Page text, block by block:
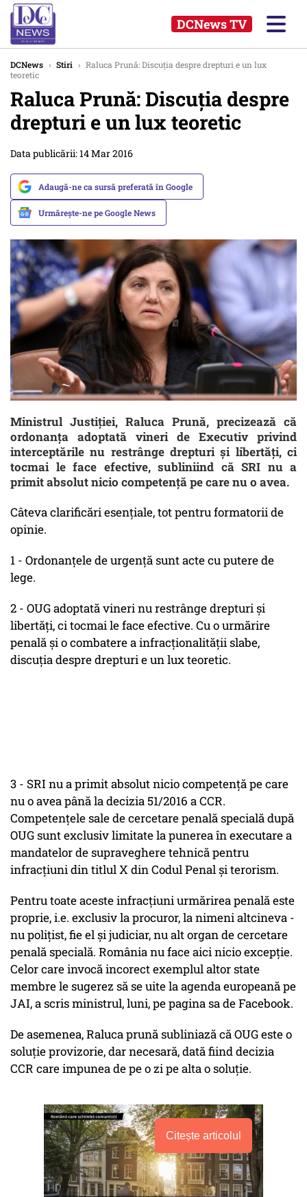
DCNews TV
DCNews › Stiri › Raluca Prună: Discuţia despre drepturi e un lux
teoretic
Raluca Prună: Discuţia despre
drepturi e un lux teoretic
Data publicării: 14 Mar 2016
Adaugă-ne ca sursă preferată în Google
Urmărește-ne pe Google News
Ministrul Justiţiei, Raluca Prună, precizează că
ordonanţa adoptată vineri de Executiv privind
interceptările nu restrânge drepturi şi libertăţi, ci
tocmai le face efective, subliniind că SRI nu a
primit absolut nicio competenţă pe care nu o avea.
Câteva clarificări esenţiale, tot pentru formatorii de
opinie.
1 - Ordonanţele de urgenţă sunt acte cu putere de
lege.
2 - OUG adoptată vineri nu restrânge drepturi şi
libertăţi, ci tocmai le face efective. Cu o urmărire
penală şi o combatere a infracţionalităţii slabe,
discuţia despre drepturi e un lux teoretic.
3 - SRI nu a primit absolut nicio competenţă pe care
nu o avea până la decizia 51/2016 a CCR.
Competenţele sale de cercetare penală specială după
OUG sunt exclusiv limitate la punerea în executare a
mandatelor de supraveghere tehnică pentru
infracţiuni din titlul X din Codul Penal şi terorism.
Pentru toate aceste infracţiuni urmărirea penală este
proprie, i.e. exclusiv la procuror, la nimeni altcineva -
nu poliţist, fie el şi judiciar, nu alt organ de cercetare
penală specială. România nu face aici nicio excepţie.
Celor care invocă incorect exemplul altor state
membre le sugerez să se uite la agenda europeană pe
JAI, a scris ministrul, luni, pe pagina sa de Facebook.
De asemenea, Raluca prună subliniază că OUG este o
soluţie provizorie, dar necesară, dată fiind decizia
CCR care impunea de pe o zi pe alta o soluţie.
Citește articolul